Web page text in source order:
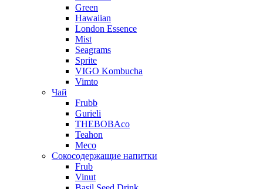
Green
Hawaiian
London Essence
Mist
Seagrams
Sprite
VIGO Kombucha
Vimto
Чай
Frubb
Gurieli
THEBOBAco
Teahon
Meco
Сокосодержащие напитки
Frub
Vinut